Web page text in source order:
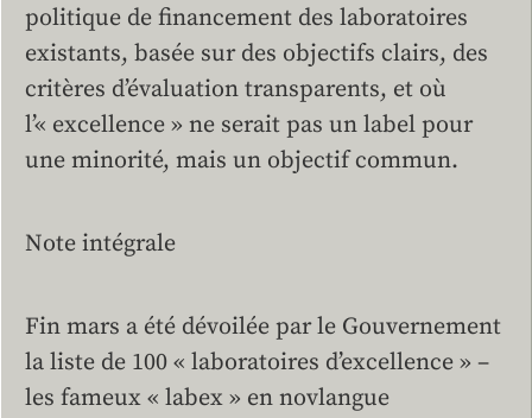
politique de financement des laboratoires
existants, basée sur des objectifs clairs, des
critères d’évaluation transparents, et où
l’« excellence » ne serait pas un label pour
une minorité, mais un objectif commun.
Note intégrale
Fin mars a été dévoilée par le Gouvernement
la liste de 100 « laboratoires d’excellence » –
les fameux « labex » en novlangue